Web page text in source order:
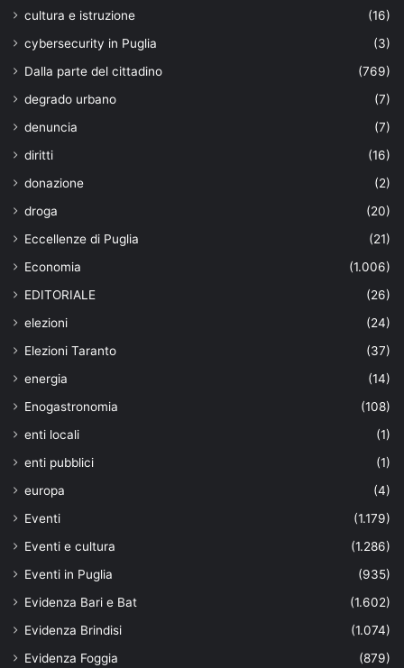
cultura e istruzione
(16)
cybersecurity in Puglia
(3)
Dalla parte del cittadino
(769)
degrado urbano
(7)
denuncia
(7)
diritti
(16)
donazione
(2)
droga
(20)
Eccellenze di Puglia
(21)
Economia
(1.006)
EDITORIALE
(26)
elezioni
(24)
Elezioni Taranto
(37)
energia
(14)
Enogastronomia
(108)
enti locali
(1)
enti pubblici
(1)
europa
(4)
Eventi
(1.179)
Eventi e cultura
(1.286)
Eventi in Puglia
(935)
Evidenza Bari e Bat
(1.602)
Evidenza Brindisi
(1.074)
Evidenza Foggia
(879)